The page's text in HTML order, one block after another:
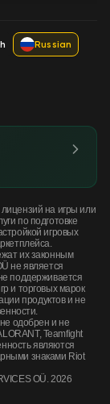
Russian
на игры или
по подготовке
игровых
их законным
не является
поддерживается
и торговых марок
продуктов и не
одобрен и не
Teamfight
являются
знаками Riot
OÜ. 2026